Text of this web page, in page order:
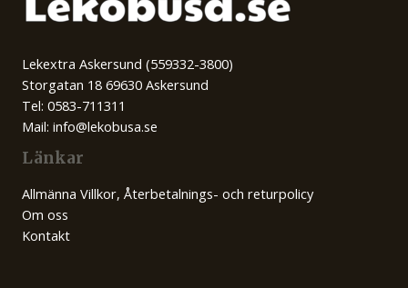
Lekextra Askersund (559332-3800)
Storgatan 18 69630 Askersund
Tel: 0583-711311
Mail: info@lekobusa.se
Länkar
Allmänna Villkor, Återbetalnings- och returpolicy
Om oss
Kontakt